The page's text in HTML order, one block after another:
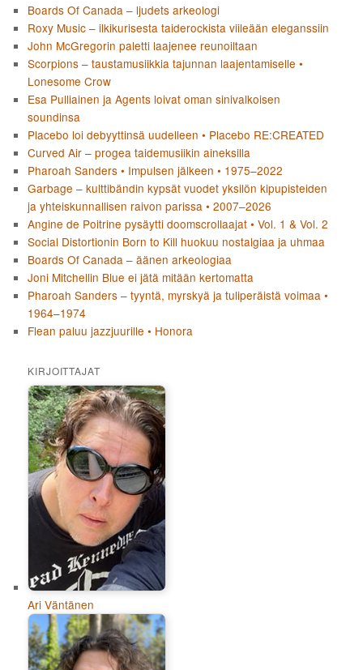
Boards Of Canada – ljudets arkeologi
Roxy Music – ilkikurisesta taiderockista viileään eleganssiin
John McGregorin paletti laajenee reunoiltaan
Scorpions – taustamusiikkia tajunnan laajentamiselle •
Lonesome Crow
Esa Pulliainen ja Agents loivat oman sinivalkoisen
soundinsa
Placebo loi debyyttinsä uudelleen • Placebo RE:CREATED
Curved Air – progea taidemusiikin aineksilla
Pharoah Sanders • Impulsen jälkeen • 1975–2022
Garbage – kulttibändin kypsät vuodet yksilön kipupisteiden
ja yhteiskunnallisen raivon parissa • 2007–2026
Angine de Poitrine pysäytti doomscrollaajat • Vol. 1 & Vol. 2
Social Distortionin Born to Kill huokuu nostalgiaa ja uhmaa
Boards Of Canada – äänen arkeologiaa
Joni Mitchellin Blue ei jätä mitään kertomatta
Pharoah Sanders – tyyntä, myrskyä ja tuliperäistä voimaa •
1964–1974
Flean paluu jazzjuurille • Honora
KIRJOITTAJAT
Ari Väntänen